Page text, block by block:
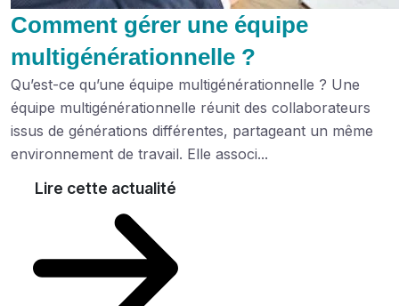
Comment gérer une équipe
multigénérationnelle ?
Qu’est-ce qu’une équipe multigénérationnelle ? Une
équipe multigénérationnelle réunit des collaborateurs
issus de générations différentes, partageant un même
environnement de travail. Elle associ...
Lire cette actualité